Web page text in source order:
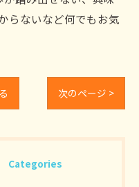
らないなど何でもお気
次のページ >
Categories